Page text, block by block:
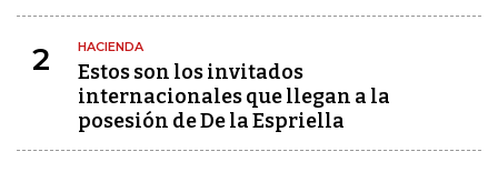
2 HACIENDA
Estos son los invitados
internacionales que llegan a la
posesión de De la Espriella